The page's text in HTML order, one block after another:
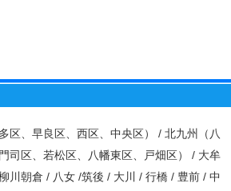
区、早良区、西区、中央区） / 北九州（八
司区、若松区、八幡東区、戸畑区） / 大牟
川朝倉 / 八女 /筑後 / 大川 / 行橋 / 豊前 / 中